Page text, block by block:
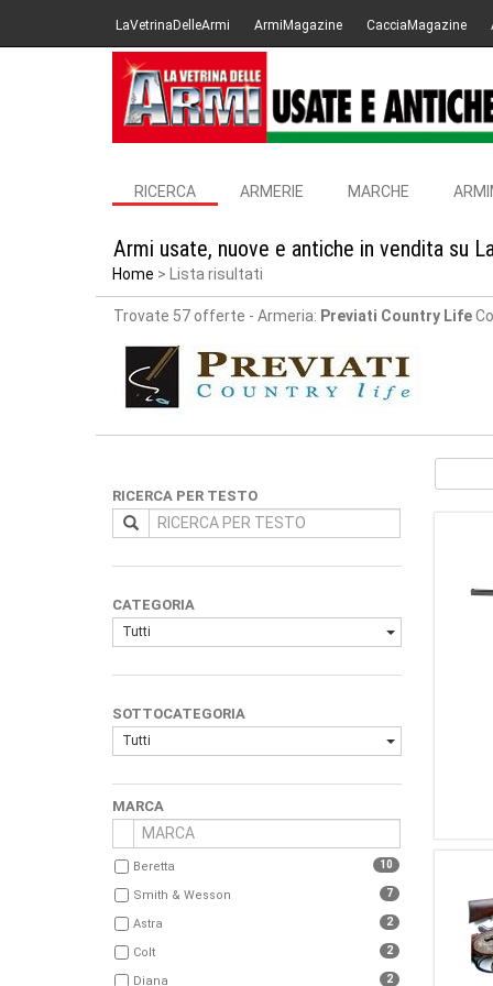
LaVetrinaDelleArmi ArmiMagazine CacciaMagazine
RICERCA ARMERIE MARCHE
Armi usate, nuove e antiche in vendita su
Home Lista risultati
Trovate 57 offerte - Armeria: Previati Country Life
RICERCA PER TESTO
CATEGORIA
Tutti
SOTTOCATEGORIA
Tutti
MARCA
Beretta 10
Smith & Wesson 7
Astra 2
Colt 2
Diana 2